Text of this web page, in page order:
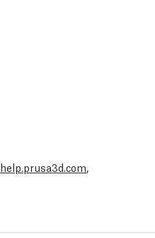
help.prusa3d.com,